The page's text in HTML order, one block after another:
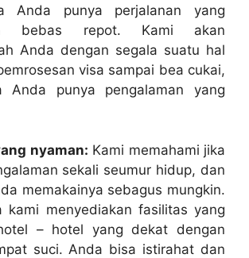
Anda punya perjalanan yang
bebas repot. Kami akan
Anda dengan segala suatu hal
visa sampai bea cukai,
Anda punya pengalaman yang
nyaman: Kami memahami jika
sekali seumur hidup, dan
memakainya sebagus mungkin.
kami menyediakan fasilitas yang
– hotel yang dekat dengan
suci. Anda bisa istirahat dan